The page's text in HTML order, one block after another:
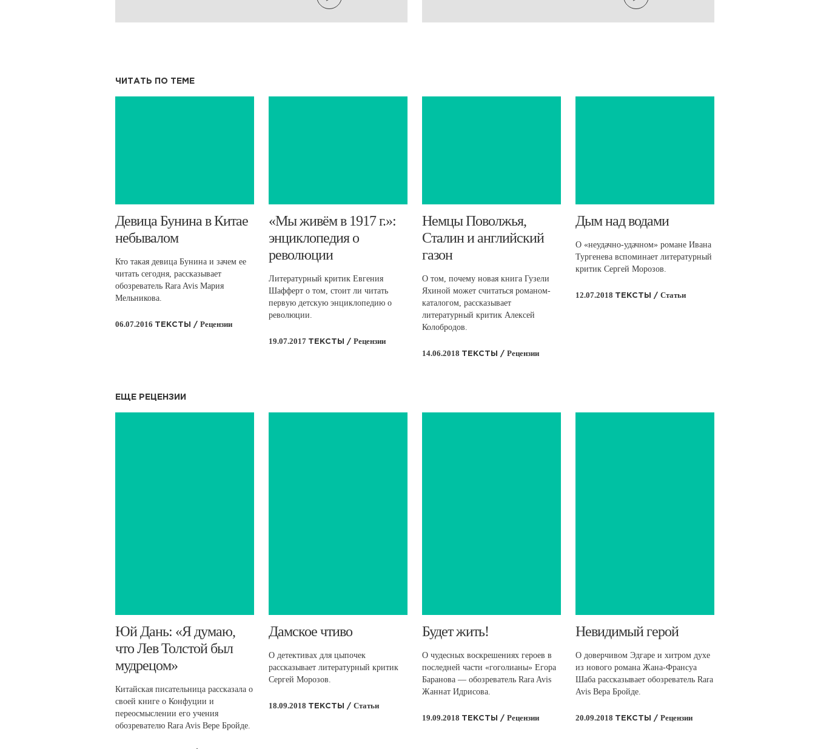
ЧИТАТЬ ПО ТЕМЕ
​Девица Бунина в Китае
небывалом
Кто такая девица Бунина и зачем ее
читать сегодня, рассказывает
обозреватель Rara Avis Мария
Мельникова.
06.07.2016 ТЕКСТЫ / Рецензии
​«Мы живём в 1917 г.»:
энциклопедия о
революции
Литературный критик Евгения
Шафферт о том, стоит ли читать
первую детскую энциклопедию о
революции.
19.07.2017 ТЕКСТЫ / Рецензии
​Немцы Поволжья,
Сталин и английский
газон
О том, почему новая книга Гузели
Яхиной может считаться романом-
каталогом, рассказывает
литературный критик Алексей
Колобродов.
14.06.2018 ТЕКСТЫ / Рецензии
​Дым над водами
О «неудачно-удачном» романе Ивана
Тургенева вспоминает литературный
критик Сергей Морозов.
12.07.2018 ТЕКСТЫ / Статьи
ЕЩЕ РЕЦЕНЗИИ
​Юй Дань: «Я думаю,
что Лев Толстой был
мудрецом»
Китайская писательница рассказала о
своей книге о Конфуции и
переосмыслении его учения
обозревателю Rara Avis Вере Бройде.
​Дамское чтиво
О детективах для цыпочек
рассказывает литературный критик
Сергей Морозов.
18.09.2018 ТЕКСТЫ / Статьи
​Будет жить!
О чудесных воскрешениях героев в
последней части «гоголианы» Егора
Баранова — обозреватель Rara Avis
Жаннат Идрисова.
19.09.2018 ТЕКСТЫ / Рецензии
​Невидимый герой
О доверчивом Эдгаре и хитром духе
из нового романа Жана-Франсуа
Шаба рассказывает обозреватель Rara
Avis Вера Бройде.
20.09.2018 ТЕКСТЫ / Рецензии